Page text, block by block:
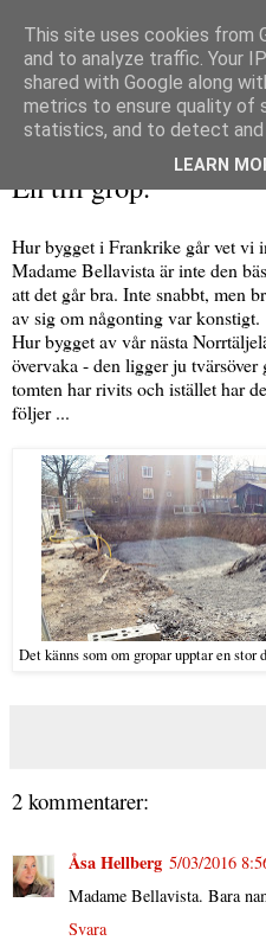
En till grop.
Hur bygget i Frankrike går vet vi
Madame Bellavista är inte den
att det går bra. Inte snabbt, men
av sig om någonting var konstigt.
Hur bygget av vår nästa
övervaka - den ligger ju tvärsöver
tomten har rivits och istället har
följer ...
Det känns som om gropar upptar en
2 kommentarer:
Åsa Hellberg 5/03/2016
Madame Bellavista. Bara
Svara
This site uses cookies from
and to analyze traffic. Your
shared with Google along
metrics to ensure quality of
statistics, and to detect and
LEARN